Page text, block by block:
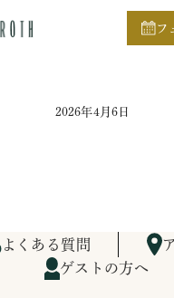
フ
2026年4月6日
よくある質問
ゲストの方へ